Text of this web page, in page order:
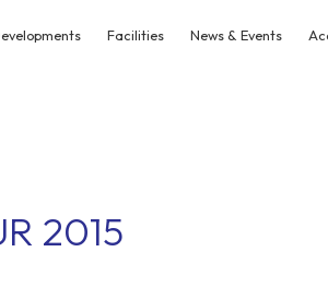
Facilities News & Events
2015